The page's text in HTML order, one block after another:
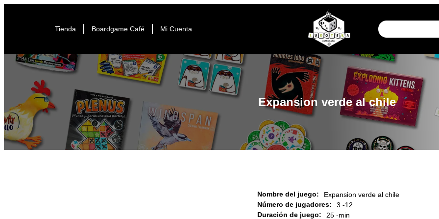
Tienda Boardgame Café Mi Cuenta
Expansion verde al chile
Nombre del juego:
Expansion verde al chile
Número de jugadores:
3 -12
Duración de juego:
25 -min